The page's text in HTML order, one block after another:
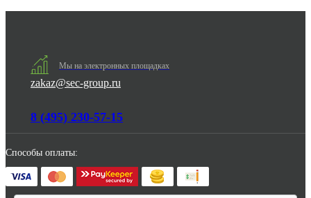
Мы на электронных площадках
zakaz@sec-group.ru
8 (495) 230-57-15
Способы оплаты: